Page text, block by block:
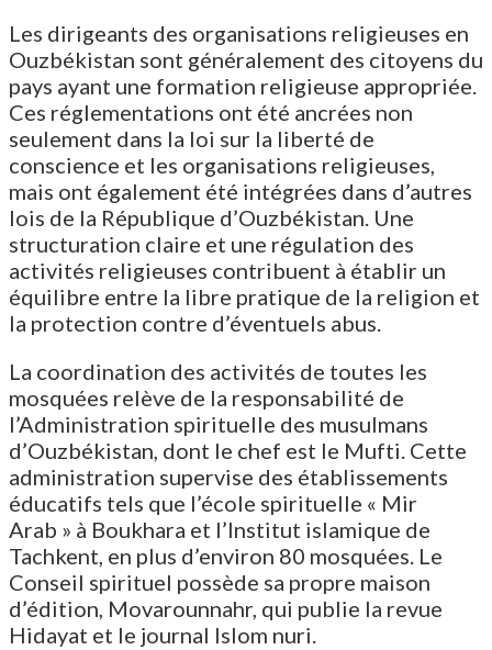
Les dirigeants des organisations religieuses en
Ouzbékistan sont généralement des citoyens du
pays ayant une formation religieuse appropriée.
Ces réglementations ont été ancrées non
seulement dans la loi sur la liberté de
conscience et les organisations religieuses,
mais ont également été intégrées dans d’autres
lois de la République d’Ouzbékistan. Une
structuration claire et une régulation des
activités religieuses contribuent à établir un
équilibre entre la libre pratique de la religion et
la protection contre d’éventuels abus.
La coordination des activités de toutes les
mosquées relève de la responsabilité de
l’Administration spirituelle des musulmans
d’Ouzbékistan, dont le chef est le Mufti. Cette
administration supervise des établissements
éducatifs tels que l’école spirituelle « Mir
Arab » à Boukhara et l’Institut islamique de
Tachkent, en plus d’environ 80 mosquées. Le
Conseil spirituel possède sa propre maison
d’édition, Movarounnahr, qui publie la revue
Hidayat et le journal Islom nuri.